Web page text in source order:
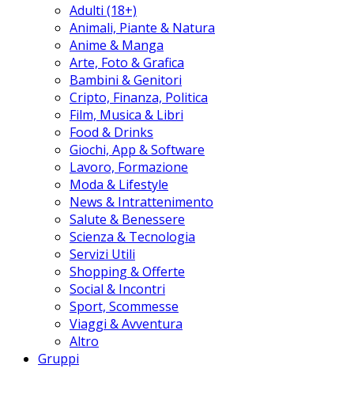
Adulti (18+)
Animali, Piante & Natura
Anime & Manga
Arte, Foto & Grafica
Bambini & Genitori
Cripto, Finanza, Politica
Film, Musica & Libri
Food & Drinks
Giochi, App & Software
Lavoro, Formazione
Moda & Lifestyle
News & Intrattenimento
Salute & Benessere
Scienza & Tecnologia
Servizi Utili
Shopping & Offerte
Social & Incontri
Sport, Scommesse
Viaggi & Avventura
Altro
Gruppi